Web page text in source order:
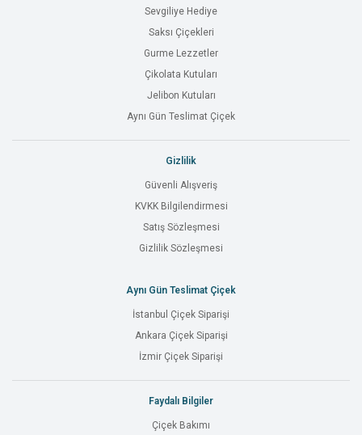
Sevgiliye Hediye
Saksı Çiçekleri
Gurme Lezzetler
Çikolata Kutuları
Jelibon Kutuları
Aynı Gün Teslimat Çiçek
Gizlilik
Güvenli Alışveriş
KVKK Bilgilendirmesi
Satış Sözleşmesi
Gizlilik Sözleşmesi
Aynı Gün Teslimat Çiçek
İstanbul Çiçek Siparişi
Ankara Çiçek Siparişi
İzmir Çiçek Siparişi
Faydalı Bilgiler
Çiçek Bakımı